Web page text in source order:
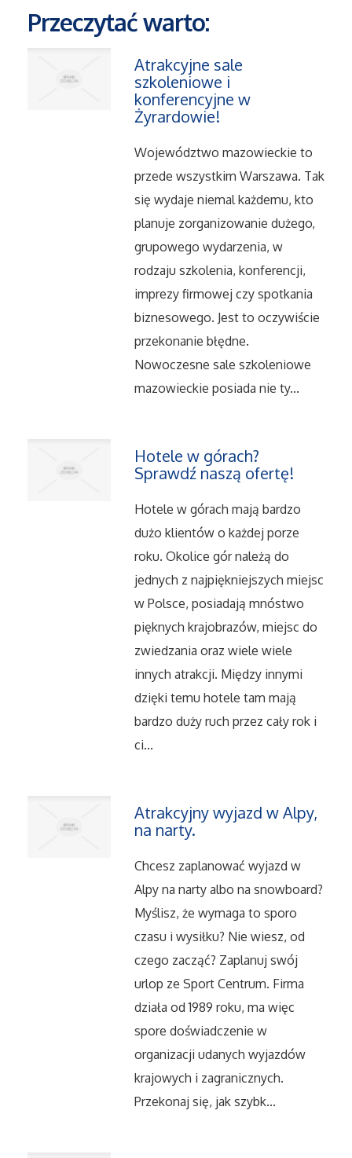
Narzędzia
Przemysł Metalowy
Transport
Części Samochodowe
Wynajem
Usługi Motoryzacyjne
Agencje Reklamowe
Materiały Reklamowe
Ćwiczenia
Imprezy Integracyjne
Zajęcia Sportowe i Rekreacyjne
Serwis
Restauracje, Catering
Adwokaci, Porady Prawne
Ślub i Wesele
Weterynaryjne, Hodowla Zwierząt
Serwis
Opieka
Przeczytać warto:
Atrakcyjne sale
szkoleniowe i
konferencyjne w
Żyrardowie!
Województwo mazowieckie to
przede wszystkim Warszawa. Tak
się wydaje niemal każdemu, kto
planuje zorganizowanie dużego,
grupowego wydarzenia, w
rodzaju szkolenia, konferencji,
imprezy firmowej czy spotkania
biznesowego. Jest to oczywiście
przekonanie błędne.
Nowoczesne sale szkoleniowe
mazowieckie posiada nie ty...
Hotele w górach?
Sprawdź naszą ofertę!
Hotele w górach mają bardzo
dużo klientów o każdej porze
roku. Okolice gór należą do
jednych z najpiękniejszych miejsc
w Polsce, posiadają mnóstwo
pięknych krajobrazów, miejsc do
zwiedzania oraz wiele wiele
innych atrakcji. Między innymi
dzięki temu hotele tam mają
bardzo duży ruch przez cały rok i
ci...
Atrakcyjny wyjazd w Alpy,
na narty.
Chcesz zaplanować wyjazd w
Alpy na narty albo na snowboard?
Myślisz, że wymaga to sporo
czasu i wysiłku? Nie wiesz, od
czego zacząć? Zaplanuj swój
urlop ze Sport Centrum. Firma
działa od 1989 roku, ma więc
spore doświadczenie w
organizacji udanych wyjazdów
krajowych i zagranicznych.
Przekonaj się, jak szybk...